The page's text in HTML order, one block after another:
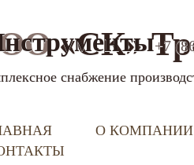
«СК»
снабжение
+7
О КОМПАНИИ